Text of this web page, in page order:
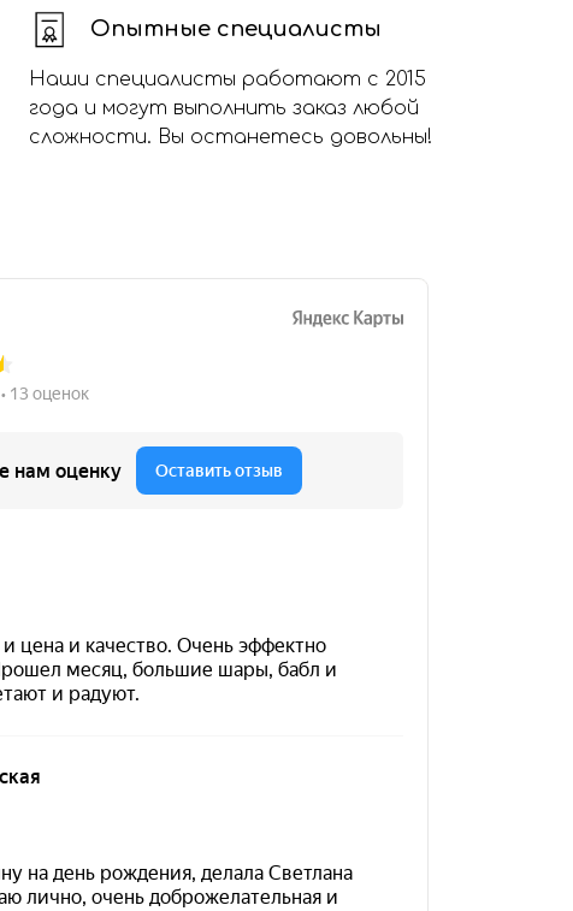
Опытные специалисты
Наши специалисты работают с 2015
года и могут выполнить заказ любой
сложности. Вы останетесь довольны!